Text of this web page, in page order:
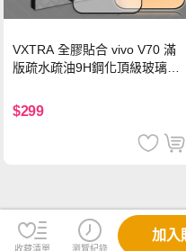
VXTRA 全膠貼合 vivo V70 滿
版疏水疏油9H鋼化頂級玻璃貼
$299
收藏清單 瀏覽紀錄
加入